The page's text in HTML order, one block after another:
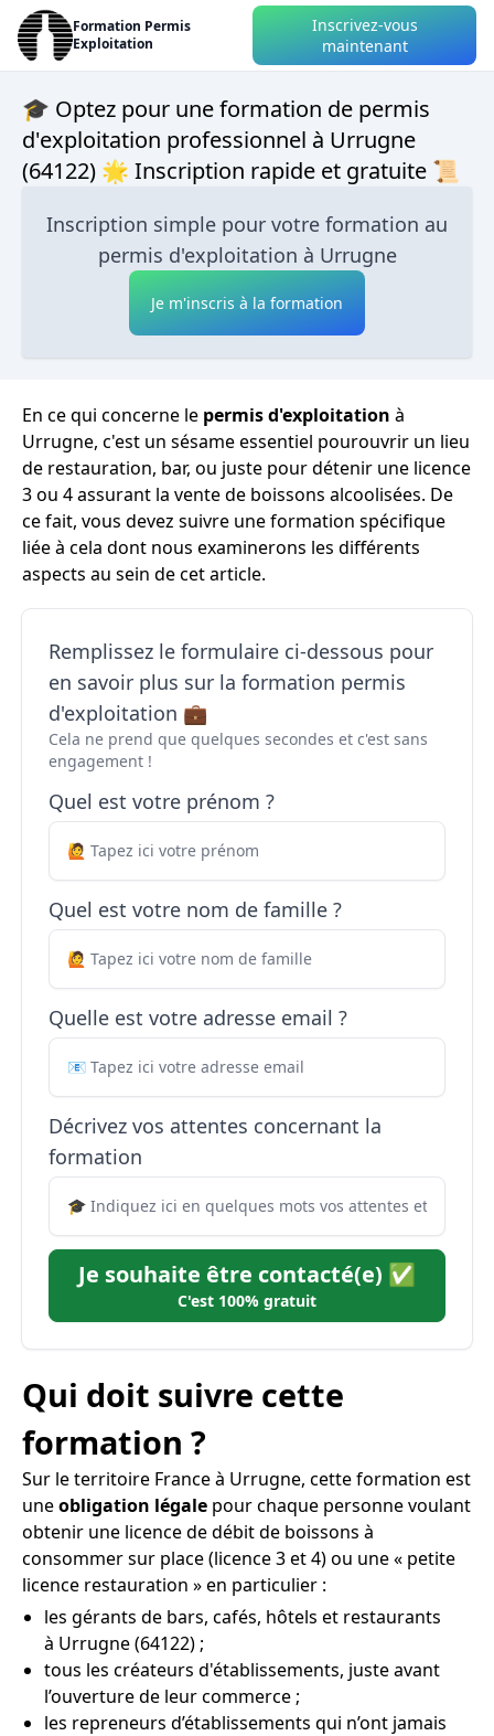
Formation Permis
Exploitation
Inscrivez-vous
maintenant
🎓 Optez pour une formation de permis
d'exploitation professionnel à Urrugne
(64122) 🌟 Inscription rapide et gratuite 📜
Inscription simple pour votre formation au
permis d'exploitation à Urrugne
Je m'inscris à la formation
En ce qui concerne le permis d'exploitation à
Urrugne, c'est un sésame essentiel pourouvrir un lieu
de restauration, bar, ou juste pour détenir une licence
3 ou 4 assurant la vente de boissons alcoolisées. De
ce fait, vous devez suivre une formation spécifique
liée à cela dont nous examinerons les différents
aspects au sein de cet article.
Remplissez le formulaire ci-dessous pour
en savoir plus sur la formation permis
d'exploitation 💼
Cela ne prend que quelques secondes et c'est sans
engagement !
Quel est votre prénom ?
Quel est votre nom de famille ?
Quelle est votre adresse email ?
Décrivez vos attentes concernant la
formation
Je souhaite être contacté(e) ✅
C'est 100% gratuit
Qui doit suivre cette
formation ?
Sur le territoire France à Urrugne, cette formation est
uneobligation légale pour chaque personne voulant
obtenir une licence de débit de boissons à
consommer sur place (licence 3 et 4) ou une « petite
licence restauration » en particulier :
les gérants de bars, cafés, hôtels et restaurants
à Urrugne (64122) ;
tous les créateurs d'établissements, juste avant
l’ouverture de leur commerce ;
les repreneurs d’établissements qui n’ont jamais